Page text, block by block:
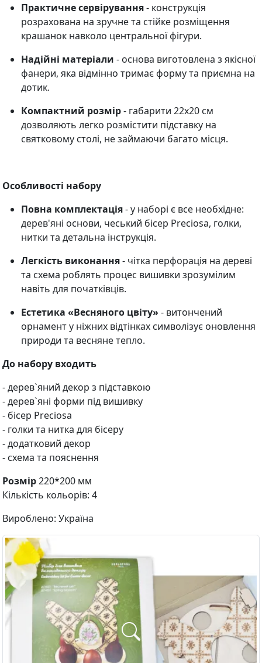
Практичне сервірування- конструкція
розрахована на зручне та стійке розміщення
крашанок навколо центральної фігури.
Надійні матеріали - основа виготовлена з якісної
фанери, яка відмінно тримає форму та приємна на
дотик.
Компактний розмір- габарити 22х20 см
дозволяють легко розмістити підставку на
святковому столі, не займаючи багато місця.
Особливості набору
Повна комплектація- у наборі є все необхідне:
дерев'яні основи, чеський бісер Preciosa, голки,
нитки та детальна інструкція.
Легкість виконання- чітка перфорація на дереві
та схема роблять процес вишивки зрозумілим
навіть для початківців.
Естетика «Весняного цвіту» - витончений
орнамент у ніжних відтінках символізує оновлення
природи та весняне тепло.
До набору входить
- дерев`яний декор з підставкою
- дерев`яні форми під вишивку
- бісер Preciosa
- голки та нитка для бісеру
- додатковий декор
- схема та пояснення
Розмір220*200 мм
Кількість кольорів: 4
Вироблено: Україна